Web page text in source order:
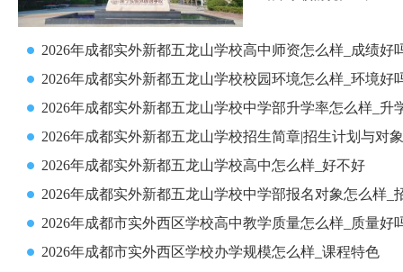
2026年成都实外新都五龙山学校高中师资怎么样_成绩好
2026年成都实外新都五龙山学校校园环境怎么样_环境好
2026年成都实外新都五龙山学校中学部升学率怎么样_升
2026年成都实外新都五龙山学校招生简章|招生计划与对
2026年成都实外新都五龙山学校高中怎么样_好不好
2026年成都实外新都五龙山学校中学部报名对象怎么样_
2026年成都市实外西区学校高中教学质量怎么样_质量好
2026年成都市实外西区学校办学规模怎么样_课程特色